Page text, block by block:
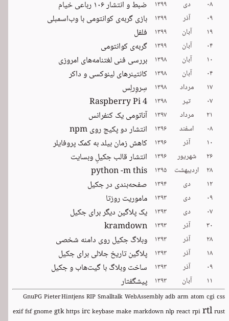
۰۸ دی ۱۳۹۹ ضبط و انتشار ۱۰۶ رباعی خیام
۰۹ آذر ۱۳۹۹ بازی گربه‌ی کوانتومی با وب‌اسمبلی
۱۹ آبان ۱۳۹۹ فلفل
۰۴ آبان ۱۳۹۹ گربه‌ی کوانتومی
۱۰ آبان ۱۳۹۸ بررسی فنی لغتنامه‌های امروزی
۰۴ آبان ۱۳۹۸ کانتینرهای لینوکسی و داکر
۱۷ مرداد ۱۳۹۸ سِروِرلِس
۰۷ تیر ۱۳۹۸ Raspberry Pi 4
۲۱ مرداد ۱۳۹۷ آناتومی یک کنفرانس
۰۸ اسفند ۱۳۹۶ انتشار دو پکیج روی npm
۱۰ آذر ۱۳۹۶ کاهش زمان بیلد به کمک پروفایلر
۲۶ شهریور ۱۳۹۶ انتشار قالب جکیلِ وبسایت
۲۸ اردیبهشت ۱۳۹۵ python -m this
۱۲ دی ۱۳۹۴ صفحه‌بندی در جکیل
۰۹ دی ۱۳۹۳ ماموریت روزتا
۰۷ دی ۱۳۹۳ یک پلاگین دیگر برای جکیل
۳۰ آذر ۱۳۹۳ kramdown
۲۸ آذر ۱۳۹۳ وبلاگ جکیل روی دامنه شخصی
۱۸ آذر ۱۳۹۳ پلاگین تاریخ جلالی برای جکیل
۰۹ آذر ۱۳۹۳ ساخت وبلاگ با گیت‌هاب و جکیل
۱۱ آبان ۱۳۹۳ پیشگفتار
GnuPG Pieter Hintjens RIP Smalltalk WebAssembly adb arm atom cgi css
exif fsf gnome gtk https irc keybase make markdown nlp react rpi rtl rust